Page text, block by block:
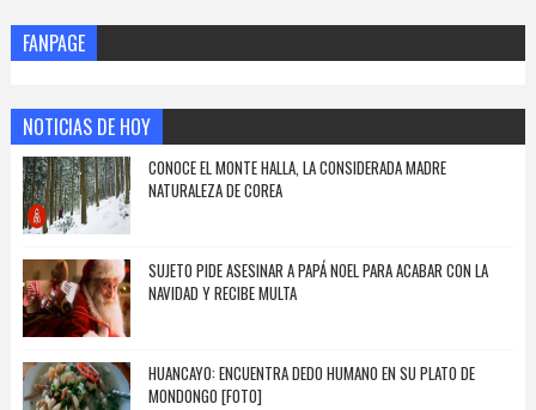
FANPAGE
NOTICIAS DE HOY
CONOCE EL MONTE HALLA, LA CONSIDERADA MADRE
NATURALEZA DE COREA
SUJETO PIDE ASESINAR A PAPÁ NOEL PARA ACABAR CON LA
NAVIDAD Y RECIBE MULTA
HUANCAYO: ENCUENTRA DEDO HUMANO EN SU PLATO DE
MONDONGO [FOTO]